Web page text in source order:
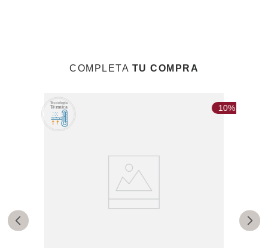
COMPLETA TU COMPRA
10%